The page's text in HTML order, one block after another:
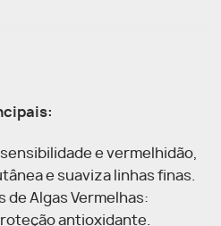
e vermelhidão,
e suaviza linhas finas.
de Algas Vermelhas:
antioxidante.